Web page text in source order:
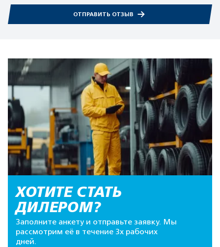
ОТПРАВИТЬ ОТЗЫВ
ХОТИТЕ СТАТЬ
ДИЛЕРОМ?
Заполните анкету и отправьте заявку. Мы
рассмотрим её в течение 3х рабочих
дней.